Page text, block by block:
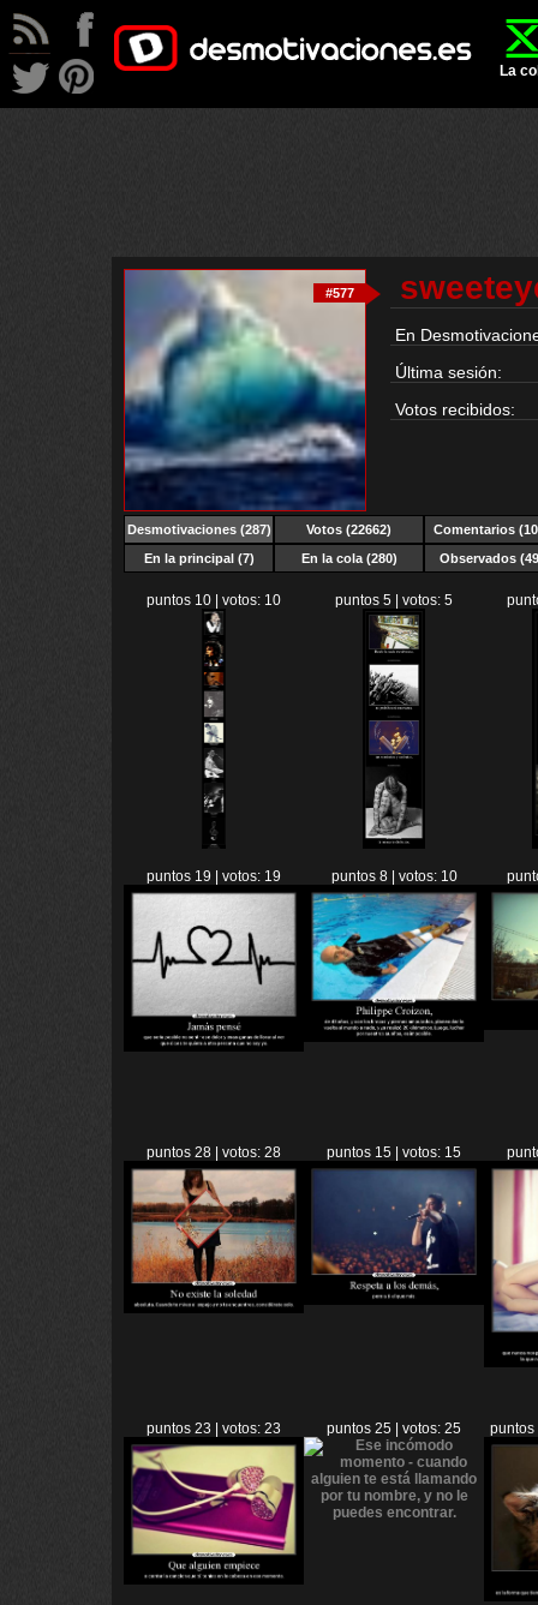
La
#577
En
Última sesión:
Votos recibidos:
Desmotivaciones(287) Votos (22662)
Comentarios
En la principal (7)
En la cola (280) Observados
puntos 10 | votos: 10 puntos 5 | votos: 5
puntos 19 | votos: 19 puntos 8 | votos: 10
puntos 28 | votos: 28 puntos 15 | votos: 15
puntos 23 | votos: 23 puntos 25 | votos: 25 puntos